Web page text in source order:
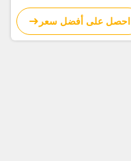
احصل على أفضل سعر